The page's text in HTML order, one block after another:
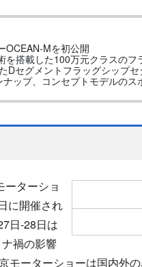
OCEAN-Mを初公開
搭載した100万元クラスの
Dセグメントフラッグシップ
ップ、コンセプトモデルのス
ターショ
に開催され
日-28日は
禍の影響
モーターショーは国内外